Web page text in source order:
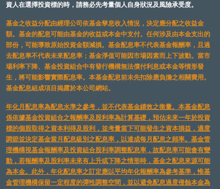
資人在選擇投資標的時，請務必先考量個人自身狀況及風險承受度。
基金之收益分配由經理公司依基金孳息收入情況，決定應分配之收益金
額。基金的配息可能由基金的收益或本金中支付。任何涉及由本金支出的
部份，可能導致原始投資金額減損。基金配息率不代表基金報酬率，且過
去配息率不代表未來配息率；基金淨值可能因市場因素而上下波動。當市
場利率下降、基金投資組合中有發行機構無法償付利息或本金等情形發
生，將可能影響實際配息率。本基金配息前未先扣除應負擔之相關費用。
基金配息組成項目揭露於本公司網站。
年化月配息率為配息水準之參考，並不代表基金績效之衡量。本基金配息
係依據基金投資組合之報酬率及股利率為計算基礎，預估未來一年於投資
標的個股取得之資本利得及股利，並考量當下可能發生之資本損益，適度
調節並決定基金當月配息級別之配息率，以達成每月配息之頻率。基金管
理機構視基金報酬率及投資組合股利率調整配息率，故配息率可能會有變
動，若報酬率及股利率未來有上升或下降之情形時，基金之配息來源可能
為本金。此外，年化配息率之訂定應以平均年化報酬率為參考基準，惟基
金管理機構保留一定程度的彈性調整空間，並以避免配息過度侵蝕本金為